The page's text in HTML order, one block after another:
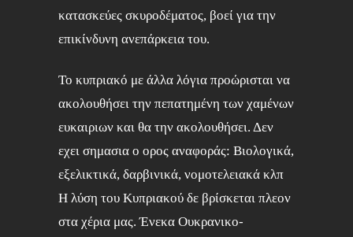
κατασκεύες σκυροδέματος, βοεί για την
επικίνδυνη ανεπάρκεια του.
Το κυπριακό με άλλα λόγια προώρισται να
ακολουθήσει την πεπατημένη των χαμένων
ευκαιριων και θα την ακολουθήσει. Δεν
εχει σημασια ο ορος αναφοράς: Βιολογικά,
εξελικτικά, δαρβινικά, νομοτελειακά κλπ
Η λύση του Κυπριακού δε βρίσκεται πλεον
στα χέρια μας. Ένεκα Ουκρανικο-